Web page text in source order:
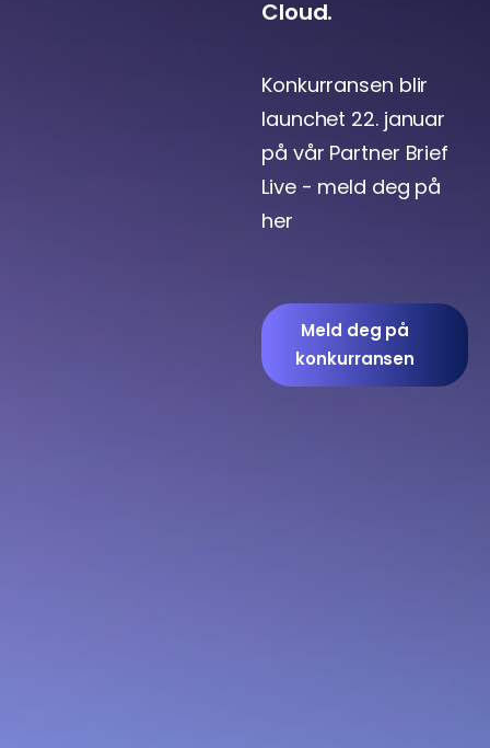
Cloud.
Konkurransen blir
launchet 22. januar
på vår Partner Brief
Live - meld deg på
her
Meld deg på
konkurransen